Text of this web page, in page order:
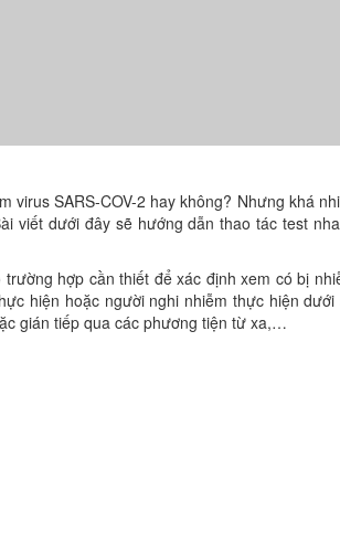
SARS-COV-2 hay không? Nhưng khá
viết dưới đây sẽ hướng dẫn thao tác test
hợp cần thiết để xác định xem có bị
hiện hoặc người nghi nhiễm thực hiện
gián tiếp qua các phương tiện từ xa,…